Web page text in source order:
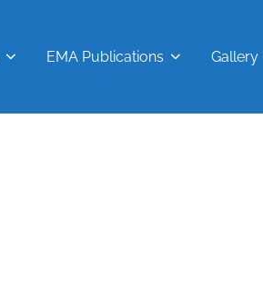
EMA Publications Gallery